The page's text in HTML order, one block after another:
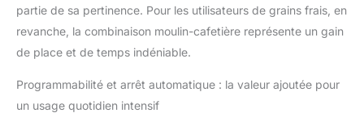
deux moments
différents de la journée
définis à l'avance; la
automatique permet à
partie de sa pertinence. Pour les utilisateurs de grains frais, en
revanche, la combinaison moulin-cafetière représente un gain
de place et de temps indéniable.
Programmabilité et arrêt automatique : la valeur ajoutée pour
un usage quotidien intensif